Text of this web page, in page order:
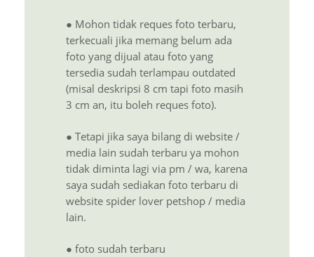
● Mohon tidak reques foto terbaru,
terkecuali jika memang belum ada
foto yang dijual atau foto yang
tersedia sudah terlampau outdated
(misal deskripsi 8 cm tapi foto masih
3 cm an, itu boleh reques foto).
● Tetapi jika saya bilang di website /
media lain sudah terbaru ya mohon
tidak diminta lagi via pm / wa, karena
saya sudah sediakan foto terbaru di
website spider lover petshop / media
lain.
● foto sudah terbaru